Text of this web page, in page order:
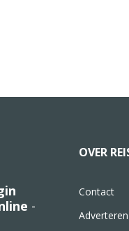
-
OVER
Contact
Adverteren